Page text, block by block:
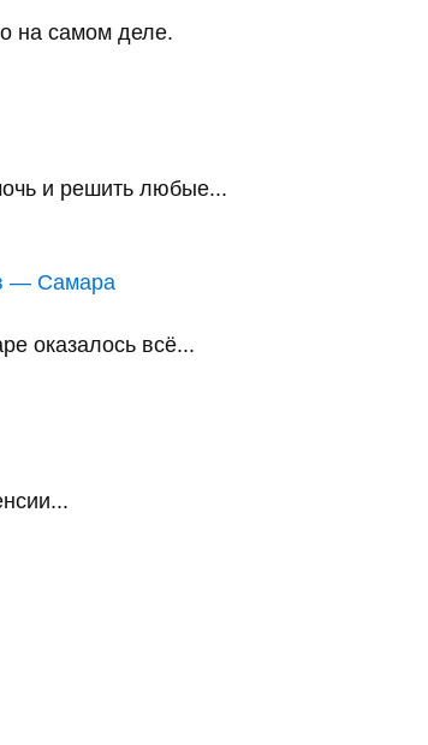
на самом деле.
и решить любые...
— Самара
оказалось всё...